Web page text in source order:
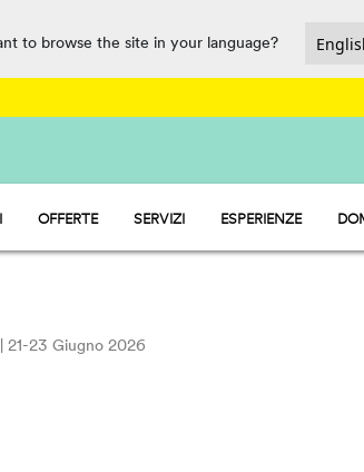
to browse the site in your language?
- PIAZZOLE
OFFERTE SERVIZI
SPORT E DIVERTIMENTO
ESPERIENZE
21-23 Giugno 2026